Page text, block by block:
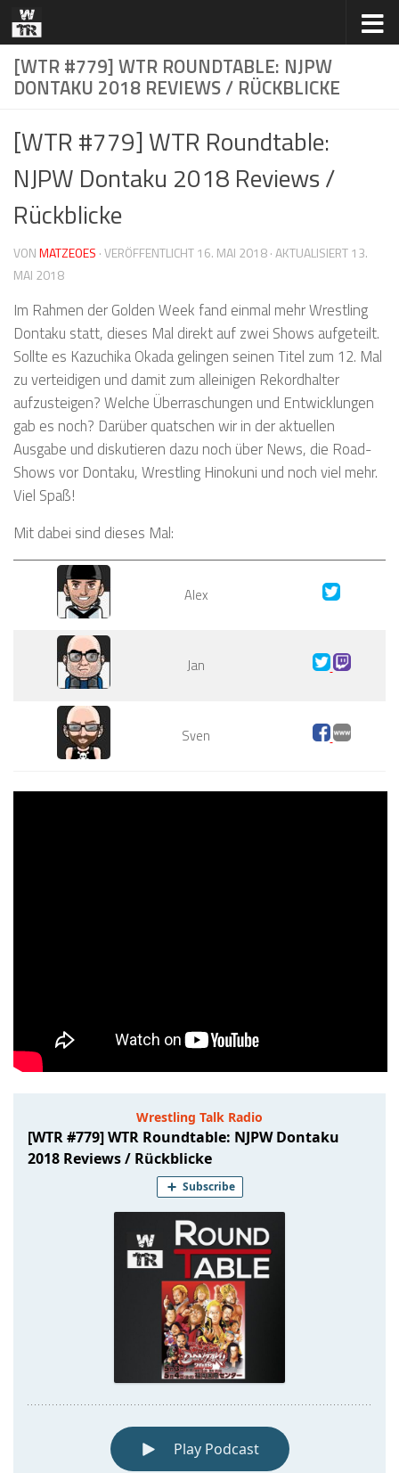
Zum Inhalt springen
[WTR #779] WTR ROUNDTABLE: NJPW
DONTAKU 2018 REVIEWS / RÜCKBLICKE
[WTR #779] WTR Roundtable:
NJPW Dontaku 2018 Reviews /
Rückblicke
VONMATZEOES · VERÖFFENTLICHT16. MAI 2018· AKTUALISIERT13.
MAI 2018
Im Rahmen der Golden Week fand einmal mehr Wrestling
Dontaku statt, dieses Mal direkt auf zwei Shows aufgeteilt.
Sollte es Kazuchika Okada gelingen seinen Titel zum 12. Mal
zu verteidigen und damit zum alleinigen Rekordhalter
aufzusteigen? Welche Überraschungen und Entwicklungen
gab es noch? Darüber quatschen wir in der aktuellen
Ausgabe und diskutieren dazu noch über News, die Road-
Shows vor Dontaku, Wrestling Hinokuni und noch viel mehr.
Viel Spaß!
Mit dabei sind dieses Mal:
Alex
Jan
Sven